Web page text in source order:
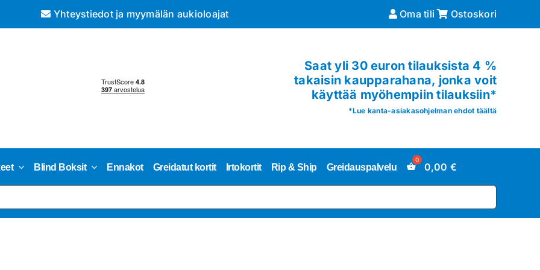
Yhteystiedot ja myymälän aukioloajat Oma tili Ostoskori
Saat yli 30 euron tilauksista 4 %
takaisin kaupparahana, jonka voit
käyttää myöhempiin tilauksiin*
*Lue kanta-asiakasohjelman ehdot täältä
Blind Boksit Ennakot Greidatut kortit Irtokortit Rip & Ship Greidauspalvelu 0,00 €